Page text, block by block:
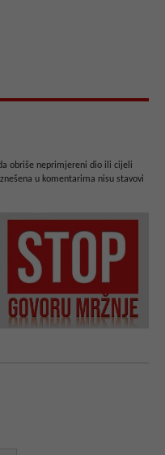
obriše neprimjereni dio ili cijeli
u komentarima nisu stavovi